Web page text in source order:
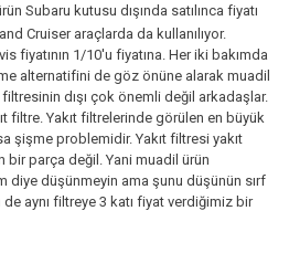
Subaru kutusu dışında satılınca fiyatı
Cruiser araçlarda da kullanılıyor.
fiyatının 1/10'u fiyatına. Her iki bakımda
alternatifini de göz önüne alarak muadil
dışı çok önemli değil arkadaşlar.
filtre. Yakıt filtrelerinde görülen en büyük
şişme problemidir. Yakıt filtresi yakıt
parça değil. Yani muadil ürün
diye düşünmeyin ama şunu düşünün sırf
aynı filtreye 3 katı fiyat verdiğimiz bir